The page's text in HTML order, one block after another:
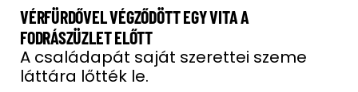
VÉRFÜRDŐVEL VÉGZŐDÖTT EGY VITA A
FODRÁSZÜZLET ELŐTT
A családapát saját szerettei szeme
láttára lőtték le.